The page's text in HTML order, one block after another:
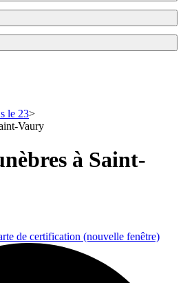
le 23
Vaury
à Saint-
de certification (nouvelle fenêtre)